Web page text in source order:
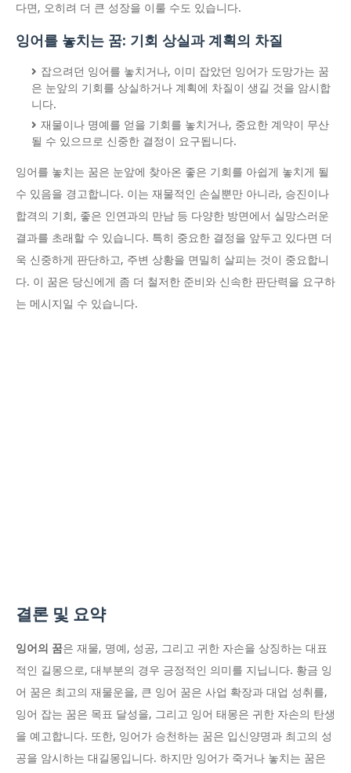
다면, 오히려 더 큰 성장을 이룰 수도 있습니다.
잉어를 놓치는 꿈: 기회 상실과 계획의 차질
잡으려던 잉어를 놓치거나, 이미 잡았던 잉어가 도망가는 꿈
은 눈앞의 기회를 상실하거나 계획에 차질이 생길 것을 암시합
니다.
재물이나 명예를 얻을 기회를 놓치거나, 중요한 계약이 무산
될 수 있으므로 신중한 결정이 요구됩니다.
잉어를 놓치는 꿈은 눈앞에 찾아온 좋은 기회를 아쉽게 놓치게 될
수 있음을 경고합니다. 이는 재물적인 손실뿐만 아니라, 승진이나
합격의 기회, 좋은 인연과의 만남 등 다양한 방면에서 실망스러운
결과를 초래할 수 있습니다. 특히 중요한 결정을 앞두고 있다면 더
욱 신중하게 판단하고, 주변 상황을 면밀히 살피는 것이 중요합니
다. 이 꿈은 당신에게 좀 더 철저한 준비와 신속한 판단력을 요구하
는 메시지일 수 있습니다.
결론 및 요약
잉어의 꿈은 재물, 명예, 성공, 그리고 귀한 자손을 상징하는 대표
적인 길몽으로, 대부분의 경우 긍정적인 의미를 지닙니다. 황금 잉
어 꿈은 최고의 재물운을, 큰 잉어 꿈은 사업 확장과 대업 성취를,
잉어 잡는 꿈은 목표 달성을, 그리고 잉어 태몽은 귀한 자손의 탄생
을 예고합니다. 또한, 잉어가 승천하는 꿈은 입신양명과 최고의 성
공을 암시하는 대길몽입니다. 하지만 잉어가 죽거나 놓치는 꿈은